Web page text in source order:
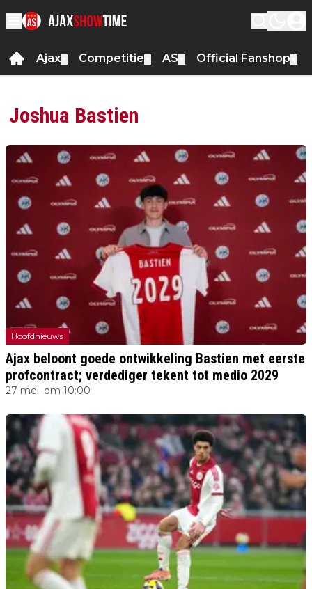
Ajax Competitie AS Official Fanshop
Joshua Bastien
Hoofdnieuws
Ajax beloont goede ontwikkeling Bastien met eerste
profcontract; verdediger tekent tot medio 2029
27 mei. om 10:00